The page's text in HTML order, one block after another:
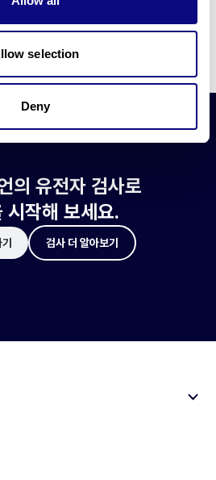
selection
Deny
의 유전자 검사로
시작해 보세요.
검사 더 알아보기